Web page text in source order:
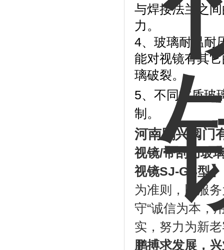
与焊接法兰之
力。
4、玻璃耐温耐
能对视镜有其
璃破裂。
5、不同材质玻
制。
河南鹏兴阀门
视镜/带刮刀玻
视镜SJ-GB型】
为准则，以服
守“诚信为本，
实，努力为新
鹏搏求发展，